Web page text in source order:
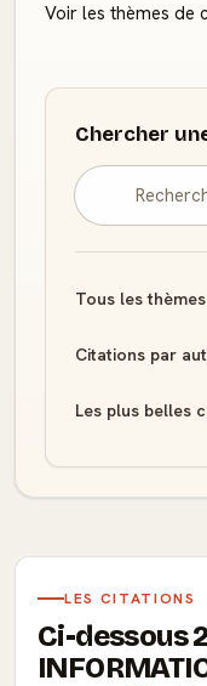
Voir les thèmes de
Chercher
Tous les thèmes
Citations par
Les plus belles
LES CITATIONS
Ci-dessous